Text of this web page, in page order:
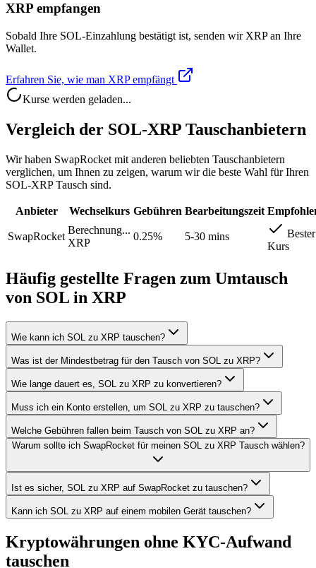
XRP empfangen
Sobald Ihre SOL-Einzahlung bestätigt ist, senden wir XRP an Ihre
Wallet.
Erfahren Sie, wie man XRP empfängt
Kurse werden geladen...
Vergleich der SOL-XRP Tauschanbietern
Wir haben SwapRocket mit anderen beliebten Tauschanbietern
verglichen, um Ihnen zu zeigen, warum wir die beste Wahl für Ihren
SOL-XRP Tausch sind.
Anbieter Wechselkurs Gebühren Bearbeitungszeit
SwapRocket
Berechnung...
XRP
0.25% 5-30 mins
Bester
Kurs
Häufig gestellte Fragen zum Umtausch
von SOL in XRP
Wie kann ich SOL zu XRP tauschen?
Was ist der Mindestbetrag für den Tausch von SOL zu XRP?
Wie lange dauert es, SOL zu XRP zu konvertieren?
Muss ich ein Konto erstellen, um SOL zu XRP zu tauschen?
Welche Gebühren fallen beim Tausch von SOL zu XRP an?
Warum sollte ich SwapRocket für meinen SOL zu XRP Tausch wählen?
Ist es sicher, SOL zu XRP auf SwapRocket zu tauschen?
Kann ich SOL zu XRP auf einem mobilen Gerät tauschen?
Kryptowährungen ohne KYC-Aufwand
tauschen